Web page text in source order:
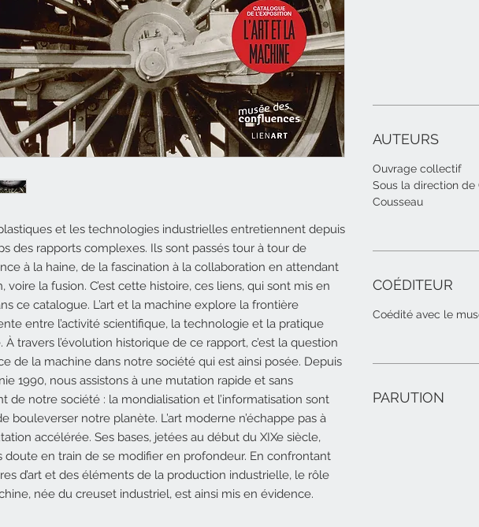
et les technologies industrielles entretiennent depuis
des rapports complexes. Ils sont passés tour à tour de
à la haine, de la fascination à la collaboration en attendant
voire la fusion. C’est cette histoire, ces liens, qui sont mis en
ce catalogue. L’art et la machine explore la frontière
entre l’activité scientifique, la technologie et la pratique
À travers l’évolution historique de ce rapport, c’est la question
de la machine dans notre société qui est ainsi posée. Depuis
1990, nous assistons à une mutation rapide et sans
de notre société : la mondialisation et l’informatisation sont
bouleverser notre planète. L’art moderne n’échappe pas à
accélérée. Ses bases, jetées au début du XIXe siècle,
doute en train de se modifier en profondeur. En confrontant
d’art et des éléments de la production industrielle, le rôle
née du creuset industriel, est ainsi mis en évidence.
AUTEURS
Ouvrage collectif
Sous la direction
Cousseau
COÉDITEUR
Coédité avec le
PARUTION